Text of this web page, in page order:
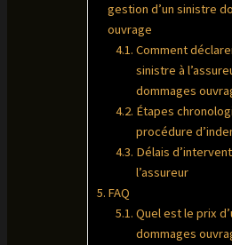
gestion d’un sinistre
ouvrage
Comment
sinistre à
dommages
Étapes
procédure
Délais
l’assureur
FAQ
Quel est le prix
dommages